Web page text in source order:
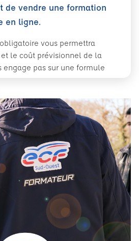
de vendre une formation
en ligne.
vous permettra
le coût prévisionnel de la
pas sur une formule